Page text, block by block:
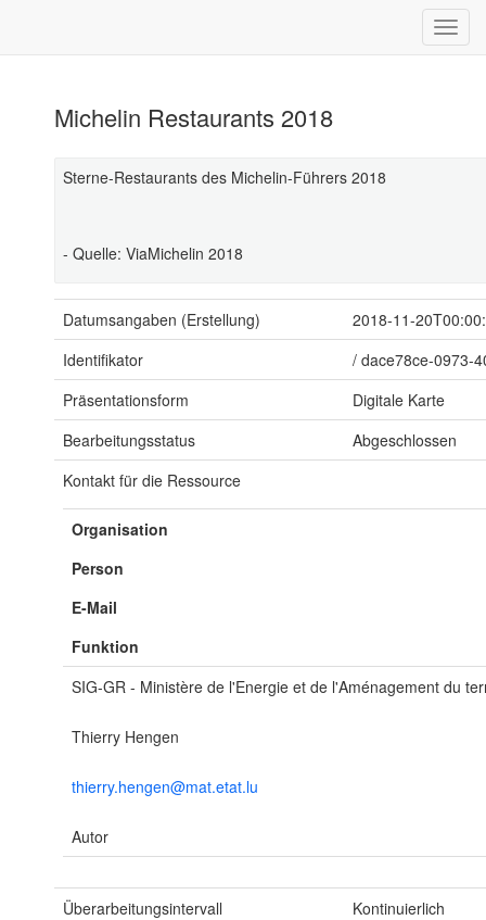
Michelin Restaurants 2018
Sterne-Restaurants des Michelin-Führers 2018
- Quelle: ViaMichelin 2018
Datumsangaben (Erstellung)
2018-11-
Identifikator
/ dace78ce-0973-
Präsentationsform
Digitale Karte
Bearbeitungsstatus
Abgeschlossen
Kontakt für die Ressource
Organisation
Person
E-Mail
Funktion
SIG-GR - Ministère de l'Energie et de l'Aménagement du
Thierry Hengen
thierry.hengen@mat.etat.lu
Autor
Überarbeitungsintervall
Kontinuierlich